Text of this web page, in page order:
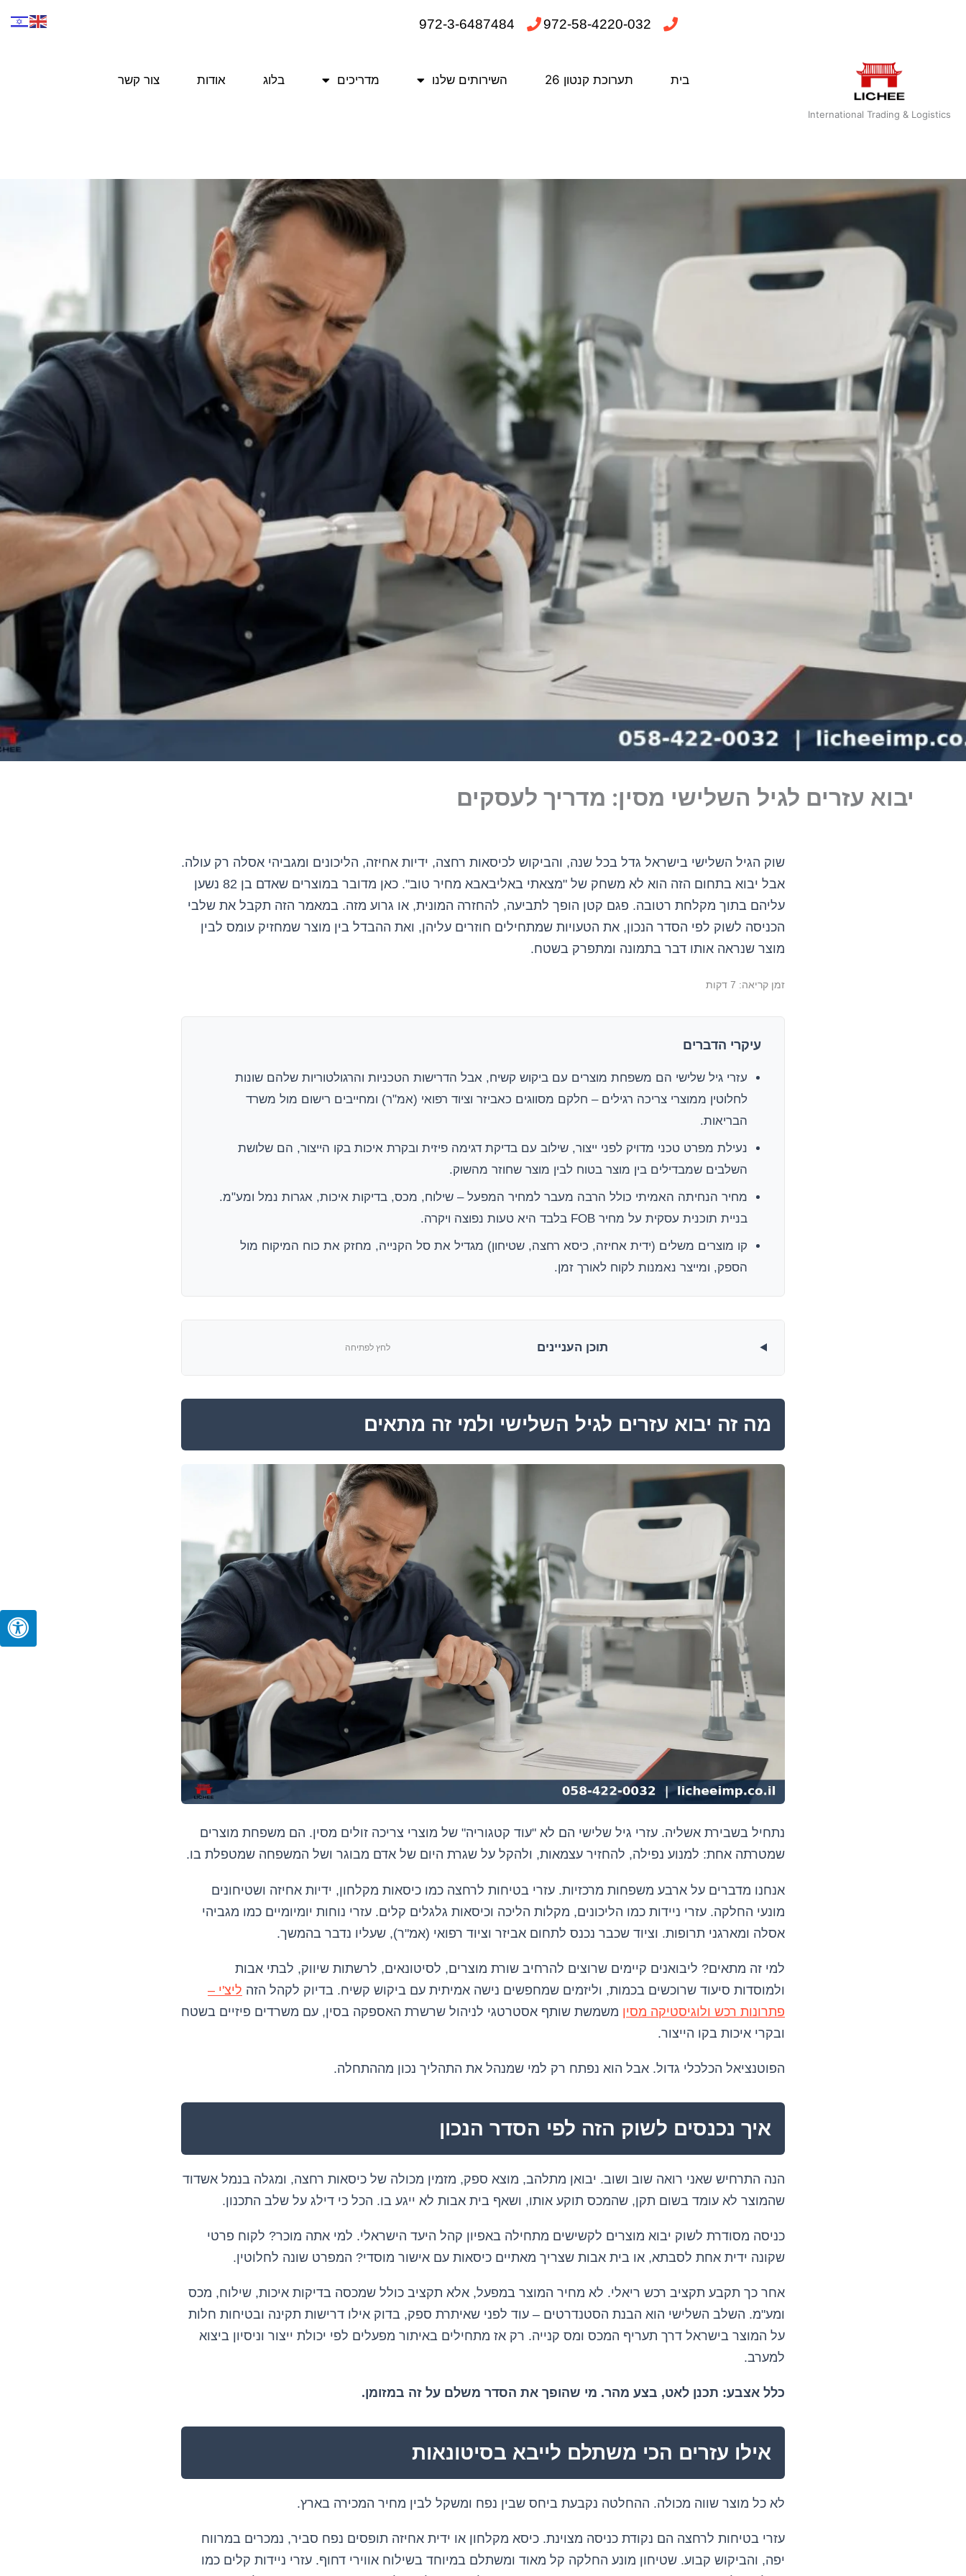
972-58-4220-032
972-3-6487484
International Trading & Logistics
בית תערוכת קנטון 26 השירותים שלנו מדריכים בלוג אודות צור קשר
יבוא עזרים לגיל השלישי מסין: מדריך לעסקים
שוק הגיל השלישי בישראל גדל בכל שנה, והביקוש לכיסאות רחצה, ידיות אחיזה, הליכונים ומגביהי אסלה רק עולה.
אבל יבוא בתחום הזה הוא לא משחק של "מצאתי באליבאבא מחיר טוב". כאן מדובר במוצרים שאדם בן 82 נשען
עליהם בתוך מקלחת רטובה. פגם קטן הופך לתביעה, להחזרה המונית, או גרוע מזה. במאמר הזה תקבל את שלבי
הכניסה לשוק לפי הסדר הנכון, את הטעויות שמתחילים חוזרים עליהן, ואת ההבדל בין מוצר שמחזיק עומס לבין
מוצר שנראה אותו דבר בתמונה ומתפרק בשטח.
זמן קריאה: 7 דקות
עיקרי הדברים
עזרי גיל שלישי הם משפחת מוצרים עם ביקוש קשיח, אבל הדרישות הטכניות והרגולטוריות שלהם שונות
לחלוטין ממוצרי צריכה רגילים – חלקם מסווגים כאביזר וציוד רפואי (אמ"ר) ומחייבים רישום מול משרד
הבריאות.
נעילת מפרט טכני מדויק לפני ייצור, שילוב עם בדיקת דגימה פיזית ובקרת איכות בקו הייצור, הם שלושת
השלבים שמבדילים בין מוצר בטוח לבין מוצר שחוזר מהשוק.
מחיר הנחיתה האמיתי כולל הרבה מעבר למחיר המפעל – שילוח, מכס, בדיקות איכות, אגרות נמל ומע"מ.
בניית תוכנית עסקית על מחיר FOB בלבד היא טעות נפוצה ויקרה.
קו מוצרים משלים (ידית אחיזה, כיסא רחצה, שטיחון) מגדיל את סל הקנייה, מחזק את כוח המיקוח מול
הספק, ומייצר נאמנות לקוח לאורך זמן.
תוכן העניינים לחץ לפתיחה
מה זה יבוא עזרים לגיל השלישי ולמי זה מתאים
נתחיל בשבירת אשליה. עזרי גיל שלישי הם לא "עוד קטגוריה" של מוצרי צריכה זולים מסין. הם משפחת מוצרים
שמטרתה אחת: למנוע נפילה, להחזיר עצמאות, ולהקל על שגרת היום של אדם מבוגר ושל המשפחה שמטפלת בו.
אנחנו מדברים על ארבע משפחות מרכזיות. עזרי בטיחות לרחצה כמו כיסאות מקלחון, ידיות אחיזה ושטיחונים
מונעי החלקה. עזרי ניידות כמו הליכונים, מקלות הליכה וכיסאות גלגלים קלים. עזרי נוחות יומיומיים כמו מגביהי
אסלה ומארגני תרופות. וציוד שכבר נכנס לתחום אביזר וציוד רפואי (אמ"ר), שעליו נדבר בהמשך.
למי זה מתאים? ליבואנים קיימים שרוצים להרחיב שורת מוצרים, לסיטונאים, לרשתות שיווק, לבתי אבות
ולמוסדות סיעוד שרוכשים בכמות, וליזמים שמחפשים נישה אמיתית עם ביקוש קשיח. בדיוק לקהל הזה ליצ'י –
פתרונות רכש ולוגיסטיקה מסין משמשת שותף אסטרטגי לניהול שרשרת האספקה בסין, עם משרדים פיזיים בשטח
ובקרי איכות בקו הייצור.
הפוטנציאל הכלכלי גדול. אבל הוא נפתח רק למי שמנהל את התהליך נכון מההתחלה.
איך נכנסים לשוק הזה לפי הסדר הנכון
הנה התרחיש שאני רואה שוב ושוב. יבואן מתלהב, מוצא ספק, מזמין מכולה של כיסאות רחצה, ומגלה בנמל אשדוד
שהמוצר לא עומד בשום תקן, שהמכס תוקע אותו, ושאף בית אבות לא ייגע בו. הכל כי דילג על שלב התכנון.
כניסה מסודרת לשוק יבוא מוצרים לקשישים מתחילה באפיון קהל היעד הישראלי. למי אתה מוכר? לקוח פרטי
שקונה ידית אחת לסבתא, או בית אבות שצריך מאתיים כיסאות עם אישור מוסדי? המפרט שונה לחלוטין.
אחר כך תקבע תקציב רכש ריאלי. לא מחיר המוצר במפעל, אלא תקציב כולל שמכסה בדיקות איכות, שילוח, מכס
ומע"מ. השלב השלישי הוא הבנת הסטנדרטים – עוד לפני שאיתרת ספק, בדוק אילו דרישות תקינה ובטיחות חלות
על המוצר בישראל דרך תעריף המכס ומס קנייה. רק אז מתחילים באיתור מפעלים לפי יכולת ייצור וניסיון ביצוא
למערב.
כלל אצבע: תכנן לאט, בצע מהר. מי שהופך את הסדר משלם על זה במזומן.
אילו עזרים הכי משתלם לייבא בסיטונאות
לא כל מוצר שווה מכולה. ההחלטה נקבעת ביחס שבין נפח ומשקל לבין מחיר המכירה בארץ.
עזרי בטיחות לרחצה הם נקודת כניסה מצוינת. כיסא מקלחון או ידית אחיזה תופסים נפח סביר, נמכרים במרווח
יפה, והביקוש קבוע. שטיחון מונע החלקה קל מאוד ומשתלם במיוחד בשילוח אווירי דחוף. עזרי ניידות קלים כמו